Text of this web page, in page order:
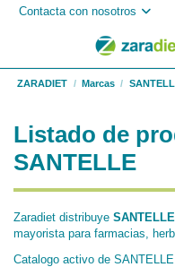
Contacta con nosotros
ZARADIET Marcas
Listado de
SANTELLE
Zaradiet distribuye SANTELLE
mayorista para farmacias,
Catalogo activo de